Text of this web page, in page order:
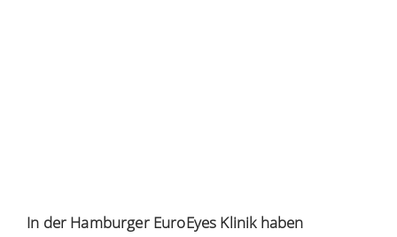
In der Hamburger EuroEyes Klinik haben